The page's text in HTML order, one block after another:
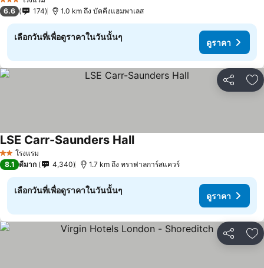
3 ดาว
6.6 174 1.0 km ถึง บัคคีงแฮมพาเลส
เลือกวันที่เพื่อดูราคาในวันนั้นๆ
ดูราคา
แชร์ เ
2 ดาวโรงแรม
LSE Carr-Saunders Hallดูราคา
8.1 ดีมาก 4,340 1.7 km ถึง ทราฟาลการ์สแควร์
เลือกวันที่เพื่อดูราคาในวันนั้นๆ
ดูราคา
แชร์ เ